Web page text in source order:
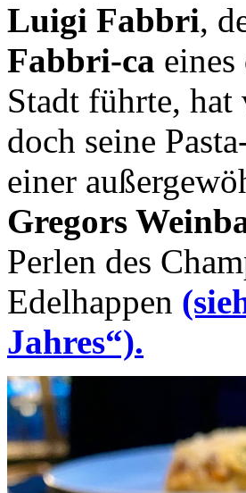
Luigi Fabbri,
Fabbri-ca
Stadt führte,
doch seine
einer
Gregors
Perlen des
Edelhappen
Jahres“).